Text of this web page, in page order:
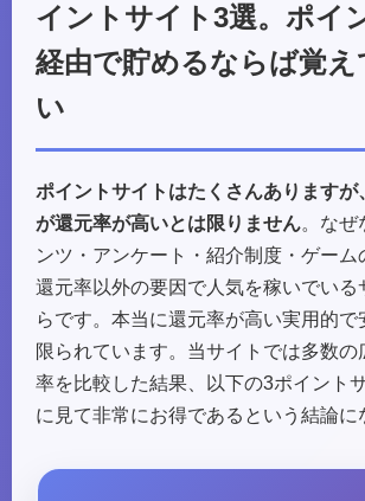
イントサイト3選。ポイ
経由で貯めるならば覚え
い
ポイントサイトはたくさんありますが
が還元率が高いとは限りません。なぜ
ンツ・アンケート・紹介制度・ゲーム
還元率以外の要因で人気を稼いでいる
らです。本当に還元率が高い実用的で
限られています。当サイトでは多数の
率を比較した結果、以下の3ポイント
に見て非常にお得であるという結論に